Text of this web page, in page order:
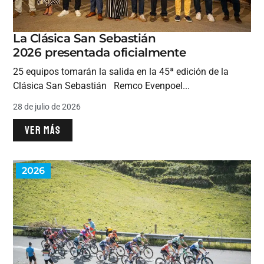
La Clásica San Sebastián
2026 presentada oficialmente
25 equipos tomarán la salida en la 45ª edición de la
Clásica San Sebastián Remco Evenpoel...
28 de julio de 2026
VER MÁS
2026